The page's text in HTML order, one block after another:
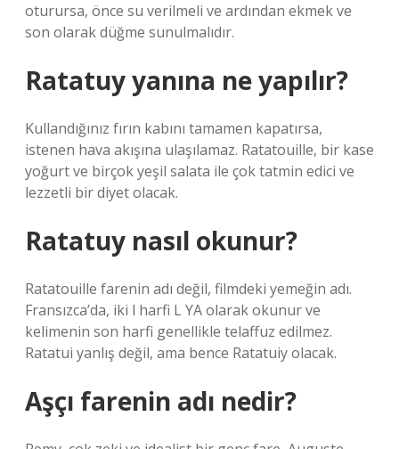
oturursa, önce su verilmeli ve ardından ekmek ve
son olarak düğme sunulmalıdır.
Ratatuy yanına ne yapılır?
Kullandığınız fırın kabını tamamen kapatırsa,
istenen hava akışına ulaşılamaz. Ratatouille, bir kase
yoğurt ve birçok yeşil salata ile çok tatmin edici ve
lezzetli bir diyet olacak.
Ratatuy nasıl okunur?
Ratatouille farenin adı değil, filmdeki yemeğin adı.
Fransızca’da, iki l harfi L YA olarak okunur ve
kelimenin son harfi genellikle telaffuz edilmez.
Ratatui yanlış değil, ama bence Ratatuiy olacak.
Aşçı farenin adı nedir?